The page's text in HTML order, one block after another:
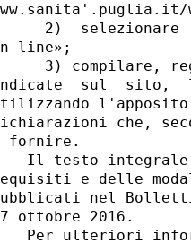
2)  selezionare
line»;
3) compilare,
sul  sito,
l'apposito
che,
fornire.
Il testo
e delle
nel
ottobre 2016.
Per ulteriori